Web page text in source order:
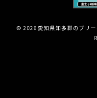
© 2026 愛知県知多郡のブリ